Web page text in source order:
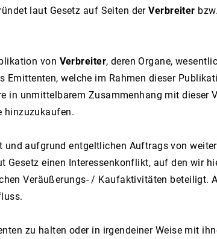
laut Gesetz auf Seiten derVerbreiter
von Verbreiter, deren Organe,
welche im Rahmen dieser
in unmittelbarem Zusammenhang mit
hinzuzukaufen.
aufgrund entgeltlichen Auftrags von
Gesetz einen Interessenkonflikt, auf den wir
Veräußerungs- / Kaufaktivitäten beteiligt.
zu halten oder in irgendeiner Weise mit